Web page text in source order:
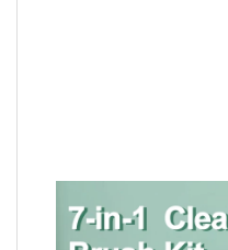
Player